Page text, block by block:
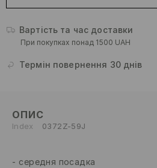
Вартість та час доставки
При покупках понад 1500 UAH
Термін повернення 30 днів
ОПИС
Index 0372Z-59J
середня посадка